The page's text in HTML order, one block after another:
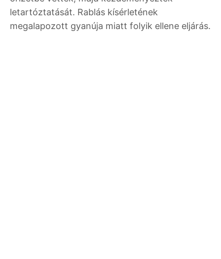
letartóztatását. Rablás kísérletének
megalapozott gyanúja miatt folyik ellene eljárás.